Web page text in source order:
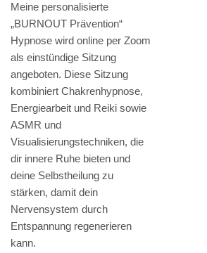
Meine personalisierte
„BURNOUT Prävention“
Hypnose wird online per Zoom
als einstündige Sitzung
angeboten. Diese Sitzung
kombiniert Chakrenhypnose,
Energiearbeit und Reiki sowie
ASMR und
Visualisierungstechniken, die
dir innere Ruhe bieten und
deine Selbstheilung zu
stärken, damit dein
Nervensystem durch
Entspannung regenerieren
kann.